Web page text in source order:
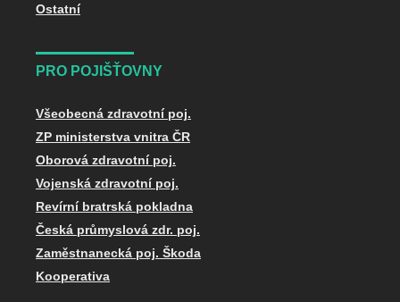
Ostatní
PRO POJIŠŤOVNY
Všeobecná zdravotní poj.
ZP ministerstva vnitra ČR
Oborová zdravotní poj.
Vojenská zdravotní poj.
Revírní bratrská pokladna
Česká průmyslová zdr. poj.
Zaměstnanecká poj. Škoda
Kooperativa